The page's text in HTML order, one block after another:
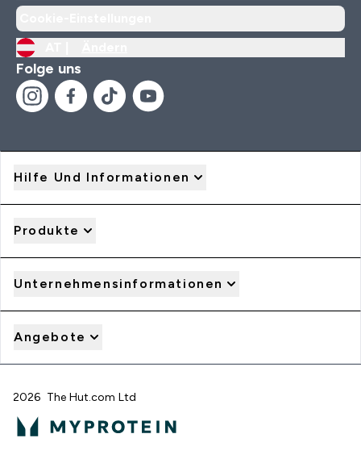
Folge uns
Hilfe Und Informationen
Produkte
Unternehmensinformationen
Angebote
2026 The Hut.com Ltd